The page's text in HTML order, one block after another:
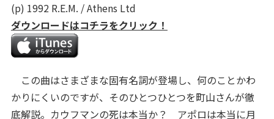
(p) 1992 R.E.M. / Athens Ltd
ダウンロードはコチラをクリック！
この曲はさまざまな固有名詞が登場し、何のことかわ
かりにくいのですが、そのひとつひとつを町山さんが徹
底解説。カウフマンの死は本当か？ アポロは本当に月